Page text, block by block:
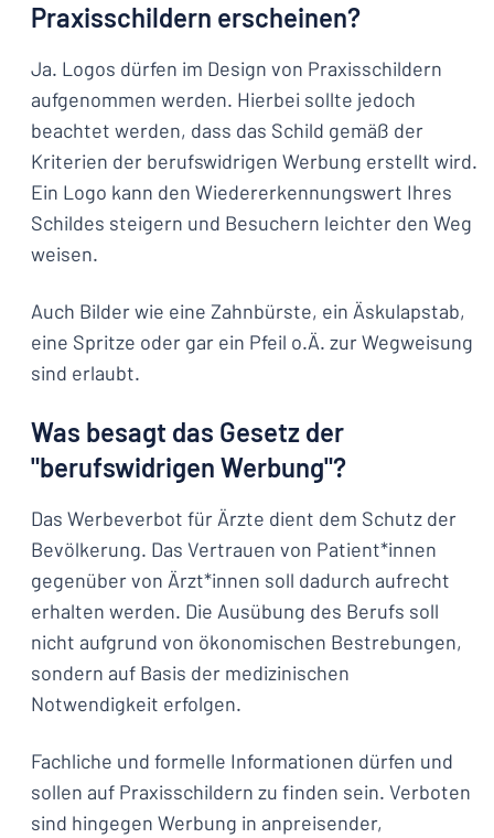
Praxisschildern erscheinen?
Ja. Logos dürfen im Design von Praxisschildern
aufgenommen werden. Hierbei sollte jedoch
beachtet werden, dass das Schild gemäß der
Kriterien der berufswidrigen Werbung erstellt wird.
Ein Logo kann den Wiedererkennungswert Ihres
Schildes steigern und Besuchern leichter den Weg
weisen.
Auch Bilder wie eine Zahnbürste, ein Äskulapstab,
eine Spritze oder gar ein Pfeil o.Ä. zur Wegweisung
sind erlaubt.
Was besagt das Gesetz der
"berufswidrigen Werbung"?
Das Werbeverbot für Ärzte dient dem Schutz der
Bevölkerung. Das Vertrauen von Patient*innen
gegenüber von Ärzt*innen soll dadurch aufrecht
erhalten werden. Die Ausübung des Berufs soll
nicht aufgrund von ökonomischen Bestrebungen,
sondern auf Basis der medizinischen
Notwendigkeit erfolgen.
Fachliche und formelle Informationen dürfen und
sollen auf Praxisschildern zu finden sein. Verboten
sind hingegen Werbung in anpreisender,